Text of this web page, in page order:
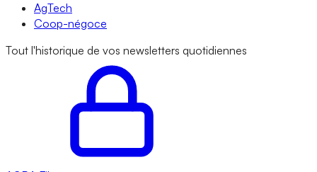
AgTech
Coop-négoce
Tout l'historique de vos newsletters quotidiennes